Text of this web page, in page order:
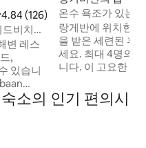
점 4.84점(5점 만점), 후기 126
4.84 (126)
비치프
변 레스
,
있습니
, 남동부
바비큐
온수 욕조가 있는
랑게반에 위치한
을 받은 세련된 휴
세요. 최대 4명의
니다. 이 고요한 숙
뜰의 아늑한 화덕,
고 있습니다. 평화
소의 인기 편의시